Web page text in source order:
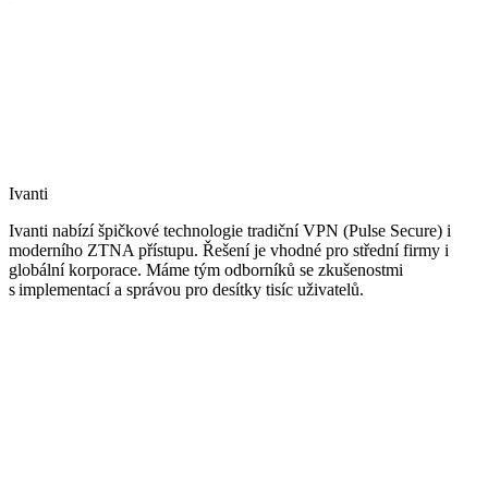
Ivanti
Ivanti nabízí špičkové technologie tradiční VPN (Pulse Secure) i
moderního ZTNA přístupu. Řešení je vhodné pro střední firmy i
globální korporace. Máme tým odborníků se zkušenostmi
s implementací a správou pro desítky tisíc uživatelů.